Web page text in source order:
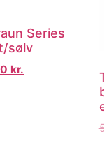
Series
sølv
kr.